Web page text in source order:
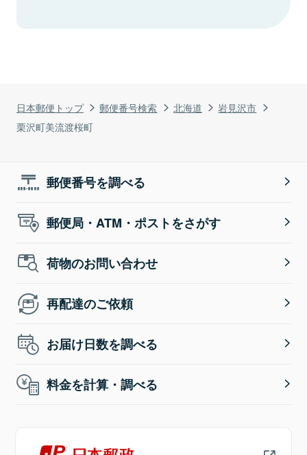
日本郵便トップ 郵便番号検索 北海道
岩見沢市
栗沢町美流渡桜町
郵便番号を調べる
郵便局・ATM・ポストをさがす
荷物のお問い合わせ
再配達のご依頼
お届け日数を調べる
料金を計算・調べる